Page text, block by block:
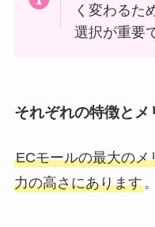
く変わるた
選択が重要
それぞれの特徴とメ
ECモールの最大の
力の高さにあります。